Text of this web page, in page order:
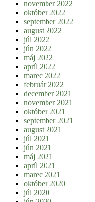
november 2022
október 2022
september 2022
august 2022
júl 2022
jún 2022
máj 2022
apríl 2022
marec 2022
február 2022
december 2021
november 2021
október 2021
september 2021
august 2021
júl 2021
jún 2021
máj 2021
apríl 2021
marec 2021
október 2020
júl 2020